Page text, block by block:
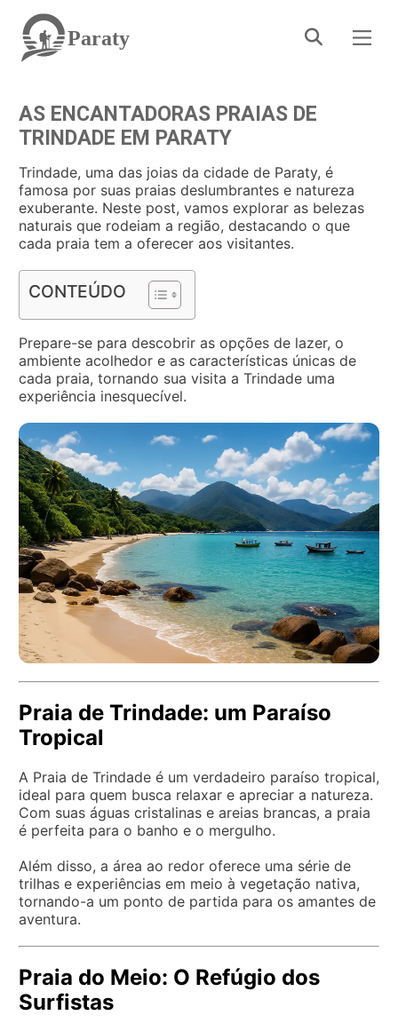
Paraty
AS ENCANTADORAS PRAIAS DE
TRINDADE EM PARATY
Trindade, uma das joias da cidade de Paraty, é
famosa por suas praias deslumbrantes e natureza
exuberante. Neste post, vamos explorar as belezas
naturais que rodeiam a região, destacando o que
cada praia tem a oferecer aos visitantes.
CONTEÚDO
Prepare-se para descobrir as opções de lazer, o
ambiente acolhedor e as características únicas de
cada praia, tornando sua visita a Trindade uma
experiência inesquecível.
Praia de Trindade: um Paraíso
Tropical
A Praia de Trindade é um verdadeiro paraíso tropical,
ideal para quem busca relaxar e apreciar a natureza.
Com suas águas cristalinas e areias brancas, a praia
é perfeita para o banho e o mergulho.
Além disso, a área ao redor oferece uma série de
trilhas e experiências em meio à vegetação nativa,
tornando-a um ponto de partida para os amantes de
aventura.
Praia do Meio: O Refúgio dos
Surfistas